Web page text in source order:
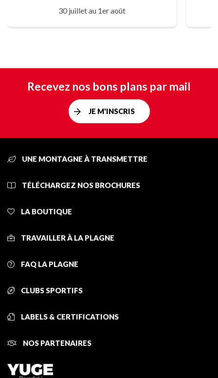
30 juillet au 1er août
Recevez nos bons plans par mail
JE M'INSCRIS
UNE MONTAGNE À TRANSMETTRE
TÉLÉCHARGEZ NOS BROCHURES
LA BOUTIQUE
TRAVAILLER À LA PLAGNE
FAQ LA PLAGNE
CLUBS SPORTIFS
LABELS & CERTIFICATIONS
NOS PARTENAIRES